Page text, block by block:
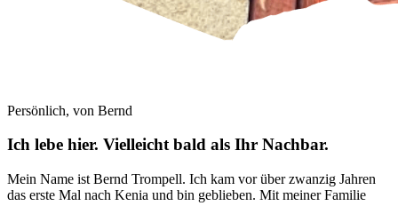
Persönlich, von Bernd
Ich lebe hier. Vielleicht bald als Ihr Nachbar.
Mein Name ist Bernd Trompell. Ich kam vor über zwanzig Jahren
das erste Mal nach Kenia und bin geblieben. Mit meiner Familie